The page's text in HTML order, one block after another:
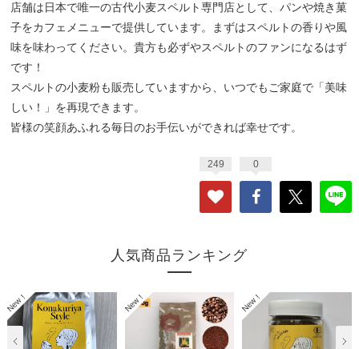
店舗は日本で唯一の古代小麦スペルト専門店として、パンや焼き菓
子をカフェメニューで提供しています。まずはスペルトの香りや風
味を味わってください。貴方も必ずやスペルトのファンになるはず
です！
スペルトの小麦粉も販売していますから、いつでもご家庭で「美味
しい！」を再現できます。
皆様の笑顔あふれる毎日のお手伝いができれば幸せです。
249 0
人気商品ランキング